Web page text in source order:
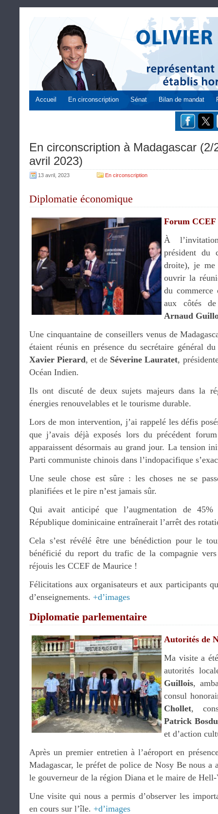
Accueil En circonscription Sénat Bilan de mandat
En circonscription à Madagascar
avril 2023)
13 avril, 2023 En circonscription
Diplomatie économique
Forum CCEF
À
président du
droite), je me
ouvrir la
du commerce
aux côtés de
Arnaud
Une cinquantaine de conseillers venus de
étaient réunis en présence du secrétaire général
Xavier Pierard, et de Séverine Lauratet,
Océan Indien.
Ils ont discuté de deux sujets majeurs dans la
énergies renouvelables et le tourisme durable.
Lors de mon intervention, j’ai rappelé les défis
que j’avais déjà exposés lors du précédent
apparaissent désormais au grand jour. La tension
Parti communiste chinois dans l’indopacifique
Une seule chose est sûre : les choses ne se
planifiées et le pire n’est jamais sûr.
Qui avait anticipé que l’augmentation de
République dominicaine entraînerait l’arrêt des
Cela s’est révélé être une bénédiction pour le
bénéficié du report du trafic de la compagnie
réjouis les CCEF de Maurice !
Félicitations aux organisateurs et aux participants
d’enseignements. +d’images
Diplomatie parlementaire
Autorités de
Ma visite a
autorités
Guillois,
consul
Chollet,
Patrick
et d’action
Après un premier entretien à l’aéroport en
Madagascar, le préfet de police de Nosy Be nous a
le gouverneur de la région Diana et le maire de
Une visite qui nous a permis d’observer les
en cours sur l’île. +d’images